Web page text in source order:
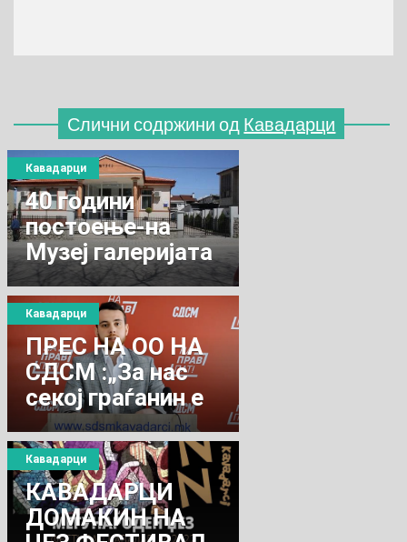
Слични содржини од Кавадарци
40 години
постоење-на
Музеј галеријата
на Кавадарци
Кавадарци
ПРЕС НА ОО НА
СДСМ :„За нас
секој граѓанин е
важен!“
Кавадарци
КАВАДАРЦИ
ДОМАКИН НА
Кавадарци